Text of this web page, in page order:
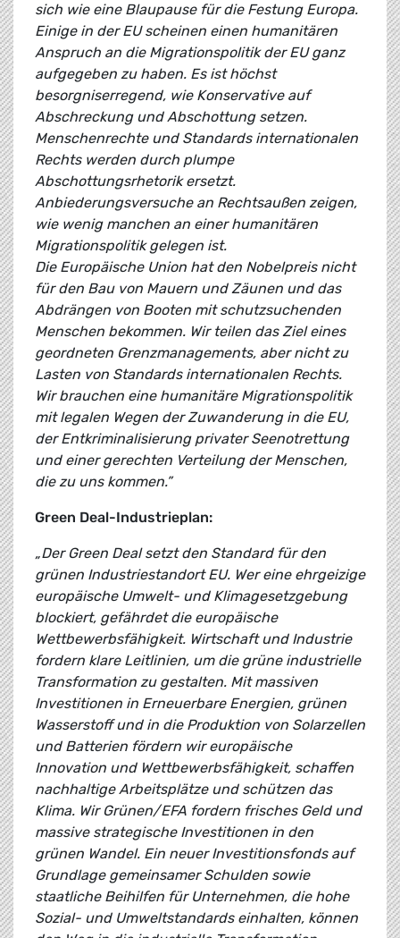
sich wie eine Blaupause für die Festung Europa.
Einige in der EU scheinen einen humanitären
Anspruch an die Migrationspolitik der EU ganz
aufgegeben zu haben. Es ist höchst
besorgniserregend, wie Konservative auf
Abschreckung und Abschottung setzen.
Menschenrechte und Standards internationalen
Rechts werden durch plumpe
Abschottungsrhetorik ersetzt.
Anbiederungsversuche an Rechtsaußen zeigen,
wie wenig manchen an einer humanitären
Migrationspolitik gelegen ist.
Die Europäische Union hat den Nobelpreis nicht
für den Bau von Mauern und Zäunen und das
Abdrängen von Booten mit schutzsuchenden
Menschen bekommen. Wir teilen das Ziel eines
geordneten Grenzmanagements, aber nicht zu
Lasten von Standards internationalen Rechts.
Wir brauchen eine humanitäre Migrationspolitik
mit legalen Wegen der Zuwanderung in die EU,
der Entkriminalisierung privater Seenotrettung
und einer gerechten Verteilung der Menschen,
die zu uns kommen.”
Green Deal-Industrieplan:
„Der Green Deal setzt den Standard für den
grünen Industriestandort EU. Wer eine ehrgeizige
europäische Umwelt- und Klimagesetzgebung
blockiert, gefährdet die europäische
Wettbewerbsfähigkeit. Wirtschaft und Industrie
fordern klare Leitlinien, um die grüne industrielle
Transformation zu gestalten. Mit massiven
Investitionen in Erneuerbare Energien, grünen
Wasserstoff und in die Produktion von Solarzellen
und Batterien fördern wir europäische
Innovation und Wettbewerbsfähigkeit, schaffen
nachhaltige Arbeitsplätze und schützen das
Klima. Wir Grünen/EFA fordern frisches Geld und
massive strategische Investitionen in den
grünen Wandel. Ein neuer Investitionsfonds auf
Grundlage gemeinsamer Schulden sowie
staatliche Beihilfen für Unternehmen, die hohe
Sozial- und Umweltstandards einhalten, können